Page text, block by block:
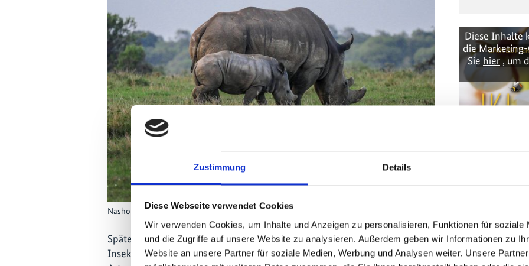
Zustimmung Details
Diese Webseite verwendet Cookies
Wir verwenden Cookies, um Inhalte und Anzeigen zu personalisieren, Funktionen für soziale
und die Zugriffe auf unsere Website zu analysieren. Außerdem geben wir Informationen zu
Website an unsere Partner für soziale Medien, Werbung und Analysen weiter. Unsere
Nashorn mit Kalb
Spätestens seit der sogenanntenKrefeld-Studie, die 2017 das Ausmaß des
Insektensterbens in Deutschland deutlich gemacht hat, ist der Verlust der
Diese Inhalte
die
Sie hier , um
Gain